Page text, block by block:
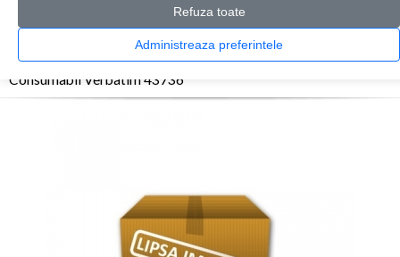
Refuza toate
Administreaza preferintele
0 produs(e)
CATALOG PRODUSE
Consumabile optice > Consumabil Verbatim 43736
Consumabil Verbatim 43736